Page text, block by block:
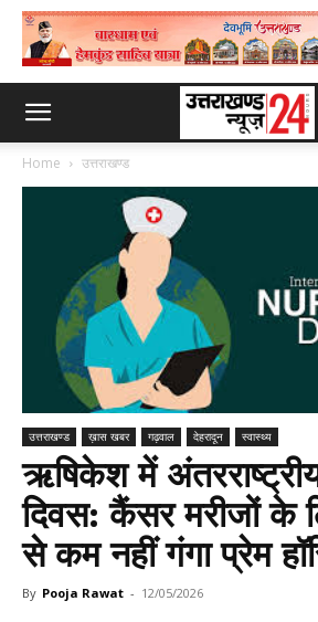
Home उत्तराखण्ड
उत्तराखण्ड ख़ास खबर गढ़वाल देहरादून स्वास्थ्य
ऋषिकेश में
दिवस: कैंसर मरीजों के
से कम नहीं गंगा प्रेम
By Pooja Rawat - 12/05/2026